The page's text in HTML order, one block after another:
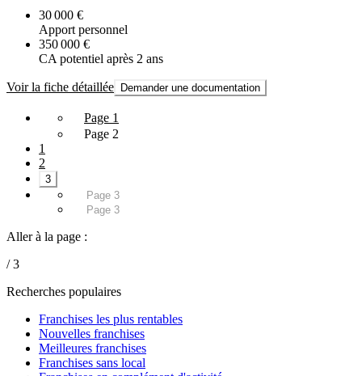
30 000 €
Apport personnel
350 000 €
CA potentiel après 2 ans
Voir la fiche détaillée Demander une documentation
Page 1
Page 2
1
2
3
Page 3
Page 3
Aller à la page :
/ 3
Recherches populaires
Franchises les plus rentables
Nouvelles franchises
Meilleures franchises
Franchises sans local